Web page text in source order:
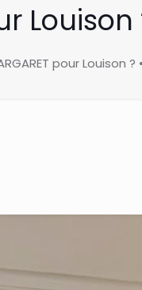
pour Louison ?